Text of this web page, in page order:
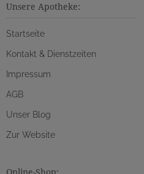
Unsere Apotheke:
Startseite
Kontakt & Dienstzeiten
Impressum
AGB
Unser Blog
Zur Website